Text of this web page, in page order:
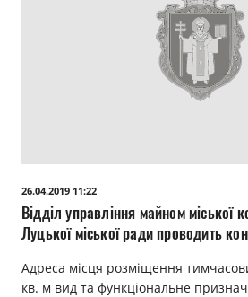
26.04.2019 11:22
Відділ управління майном міської
Луцької міської ради проводить
благоустрою комунальної власності:
Адреса місця розміщення тимчасових
кв. м вид та функціональне призначення тимчасової